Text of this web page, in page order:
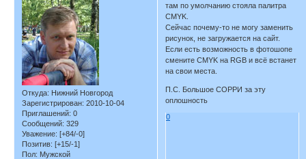
Откуда: Нижний Новгород
Зарегистрирован: 2010-10-04
Приглашений: 0
Сообщений: 329
Уважение: [+84/-0]
Позитив: [+15/-1]
Пол: Мужской
там по умолчанию стояла палитра
CMYK.
Сейчас почему-то не могу заменить
рисунок, не загружается на сайт.
Если есть возможность в фотошопе
смените CMYK на RGB и всё встанет
на свои места.
П.С. Большое СОРРИ за эту
оплошность
0